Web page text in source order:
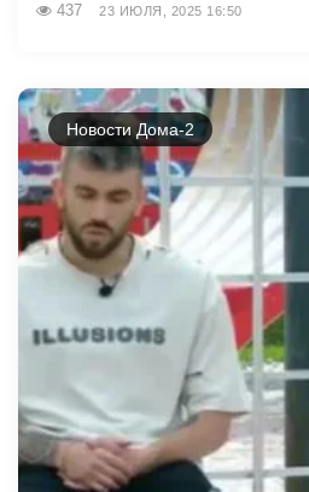
437 23 ИЮЛЯ, 2025 16:50
Новости Дома-2